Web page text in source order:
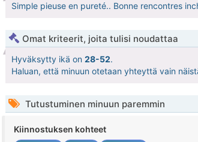
Simple pieuse en pureté.. Bonne rencontres
Omat kriteerit, joita tulisi noudattaa
Hyväksytty ikä on 28-52.
Haluan, että minuun otetaan yhteyttä vain
Tutustuminen minuun paremmin
Kiinnostuksen kohteet